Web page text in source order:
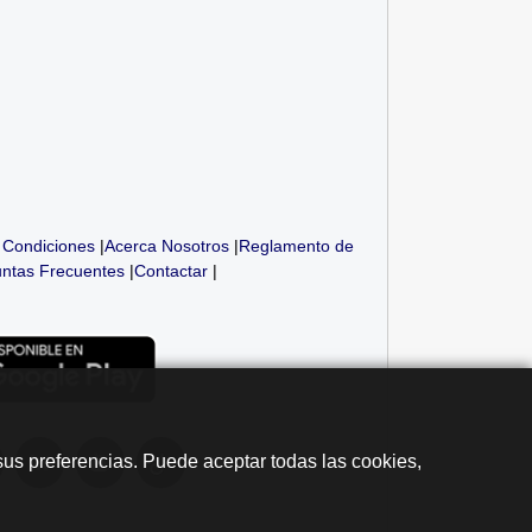
|Acerca Nosotros |Reglamento de
Frecuentes|Contactar|
preferencias. Puede aceptar todas las cookies,